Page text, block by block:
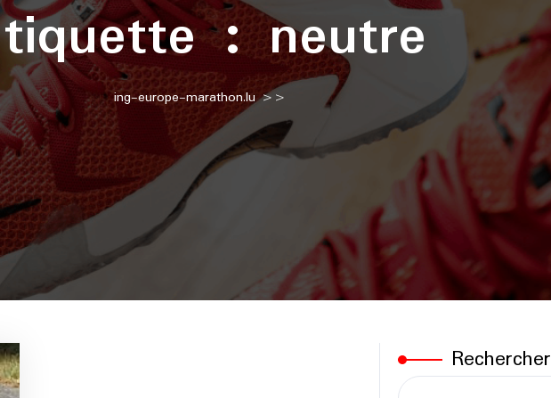
:neutre
ing-europe-marathon.lu>>
Rechercher